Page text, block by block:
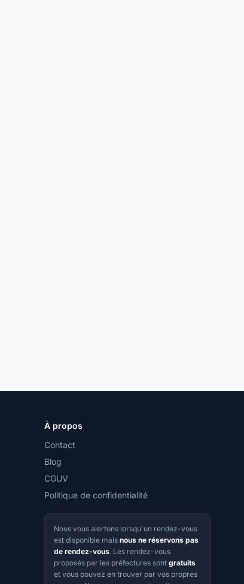
À propos
Contact
Blog
CGUV
Politique de confidentialité
Nous vous alertons lorsqu'un rendez-vous
est disponible mais nous ne réservons pas
de rendez-vous. Les rendez-vous
proposés par les préfectures sont gratuits
et vous pouvez en trouver par vos propres